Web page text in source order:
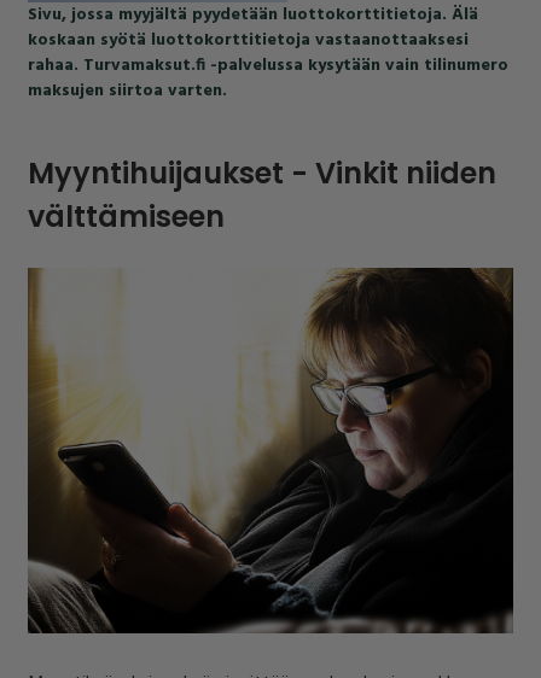
Sivu, jossa myyjältä pyydetään luottokorttitietoja. Älä
koskaan syötä luottokorttitietoja vastaanottaaksesi
rahaa. Turvamaksut.fi -palvelussa kysytään vain tilinumero
maksujen siirtoa varten.
Myyntihuijaukset - Vinkit niiden
välttämiseen